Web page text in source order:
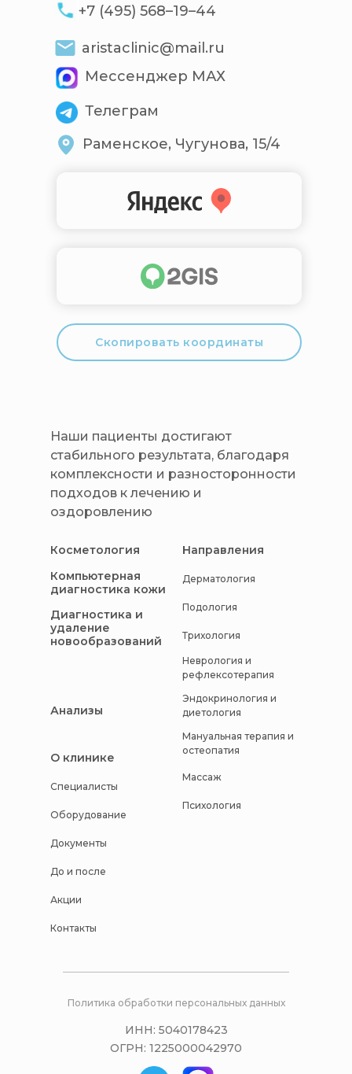
Раменское, Чугунова, 15/4
aristaclinic@mail.ru
Мессенджер МАХ
Телеграм
+7 (495) 568–19–44
Скопировать координаты
ИНН: 5040178423
ОГРН: 1225000042970
Косметология Направления
Анализы
О клинике
Компьютерная
диагностика кожи
Диагностика и
удаление
новообразований
Мануальная терапия и
остеопатия
Специалисты
Политика обработки персональных данных
Дерматология
Оборудование
Подология
Документы
Трихология
Массаж
До и после
Неврология и
рефлексотерапия
Психология
Акции
Контакты
Эндокринология и
диетология
Наши пациенты достигают
стабильного результата, благодаря
комплексности и разносторонности
подходов к лечению и
оздоровлению